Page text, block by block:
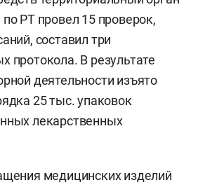
РТ провел 15 проверок,
составил три
протокола. В результате
деятельности изъято
25 тыс. упаковок
лекарственных
медицинских изделий